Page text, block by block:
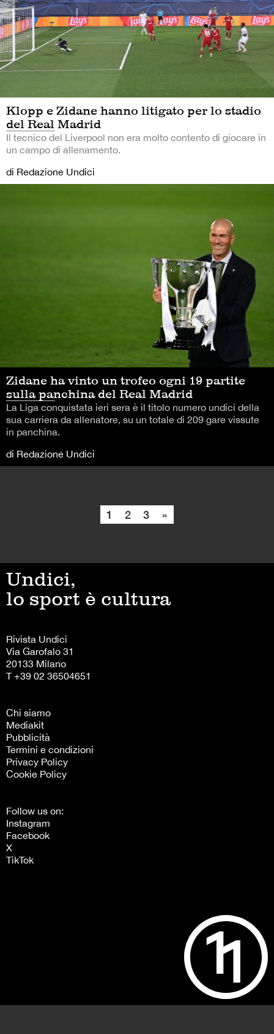
Klopp e Zidane hanno litigato per lo stadio
del Real Madrid
Il tecnico del Liverpool non era molto contento di giocare in
un campo di allenamento.
di Redazione Undici
Zidane ha vinto un trofeo ogni 19 partite
sulla panchina del Real Madrid
La Liga conquistata ieri sera è il titolo numero undici della
sua carriera da allenatore, su un totale di 209 gare vissute
in panchina.
di Redazione Undici
1 2 3 »
Undici,
lo sport è cultura
Rivista Undici
Via Garofalo 31
20133 Milano
T +39 02 36504651
Chi siamo
Mediakit
Pubblicità
Termini e condizioni
Privacy Policy
Cookie Policy
Follow us on:
Instagram
Facebook
X
TikTok